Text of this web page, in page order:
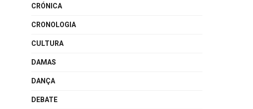
CRÓNICA
CRONOLOGIA
CULTURA
DAMAS
DANÇA
DEBATE